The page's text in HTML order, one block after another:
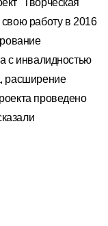
"Творческая
работу в 2016
с инвалидностью
расширение
проведено